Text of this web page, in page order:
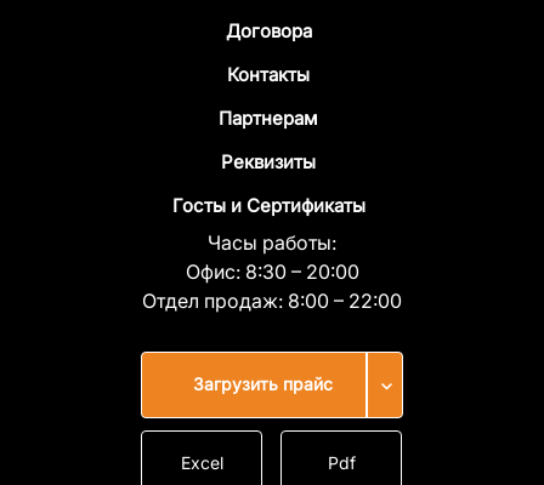
Договора
Контакты
Партнерам
Реквизиты
Госты и Сертификаты
Часы работы:
Офис: 8:30 – 20:00
Отдел продаж: 8:00 – 22:00
Загрузить прайс
Excel Pdf